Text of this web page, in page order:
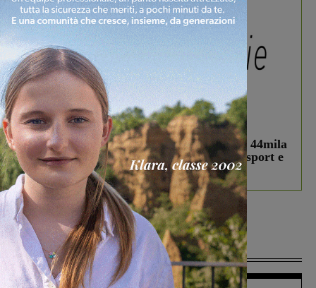
In vetrina 3 Agosto 2026
Estra Notizie agosto: Smart Cities, oltre 44mila
studenti coinvolti, torna il bando per lo sport e
debutta il podcast Estrair
Più lette